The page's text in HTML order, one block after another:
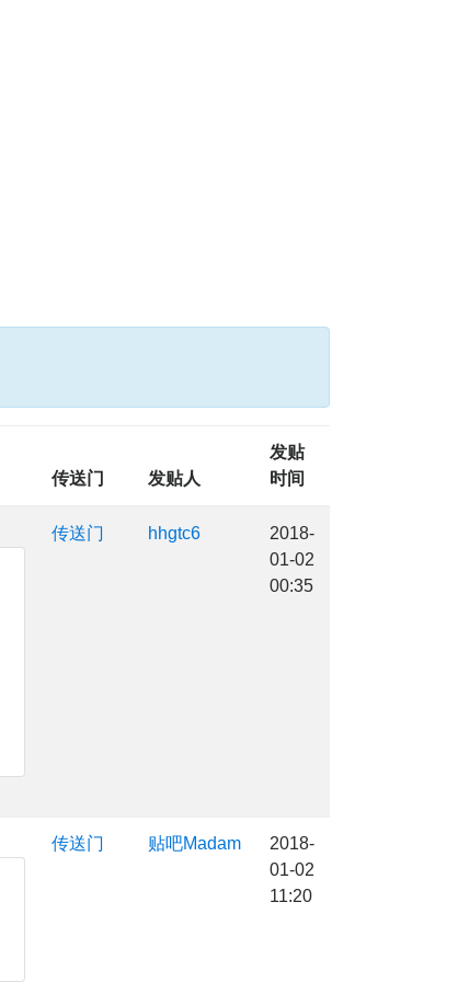
传送门 发贴人
发贴
时间
传送门 hhgtc6
2018-
01-02
00:35
传送门 贴吧Madam
2018-
01-02
11:20